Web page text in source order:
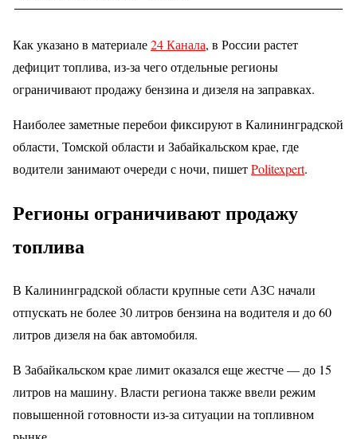
Как указано в материале24 Канала, в России растет
дефицит топлива, из-за чего отдельные регионы
ограничивают продажу бензина и дизеля на заправках.
Наиболее заметные перебои фиксируют в Калининградской
области, Томской области и Забайкальском крае, где
водители занимают очереди с ночи, пишетPolitexpert.
Регионы ограничивают продажу
топлива
В Калининградской области крупные сети АЗС начали
отпускать не более 30 литров бензина на водителя и до 60
литров дизеля на бак автомобиля.
В Забайкальском крае лимит оказался еще жестче — до 15
литров на машину. Власти региона также ввели режим
повышенной готовности из-за ситуации на топливном